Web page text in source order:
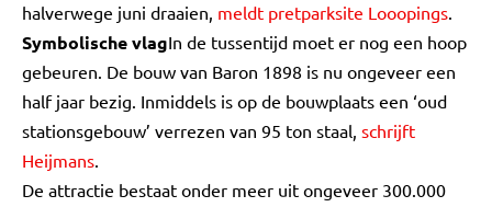
halverwege juni draaien, meldt pretparksite Looopings.
Symbolische vlagIn de tussentijd moet er nog een hoop
gebeuren. De bouw van Baron 1898 is nu ongeveer een
half jaar bezig. Inmiddels is op de bouwplaats een ‘oud
stationsgebouw’ verrezen van 95 ton staal, schrijft
Heijmans.
De attractie bestaat onder meer uit ongeveer 300.000